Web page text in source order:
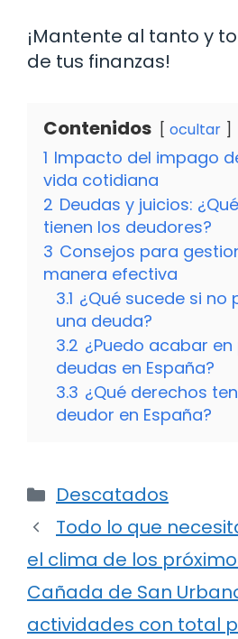
¡Mantente al tanto y
de tus finanzas!
Contenidos ocultar
1 Impacto del impago
vida cotidiana
2 Deudas y juicios:
tienen los deudores?
3 Consejos para
manera efectiva
3.1 ¿Qué sucede si no
una deuda?
3.2 ¿Puedo acabar
deudas en España?
3.3 ¿Qué derechos
deudor en España?
Categorías
Descatados
Todo lo que
el clima de los
Cañada de San
actividades con total